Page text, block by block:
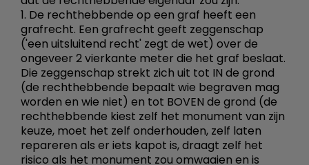
1. De rechthebbende op een graf heeft een
grafrecht. Een grafrecht geeft zeggenschap
('een uitsluitend recht' zegt de wet) over de
ongeveer 2 vierkante meter die het graf beslaat.
Die zeggenschap strekt zich uit tot IN de grond
(de rechthebbende bepaalt wie begraven mag
worden en wie niet) en tot BOVEN de grond (de
rechthebbende kiest zelf het monument van zijn
keuze, moet het zelf onderhouden, zelf laten
repareren als er iets kapot is, draagt zelf het
risico als het monument zou omwaaien en is